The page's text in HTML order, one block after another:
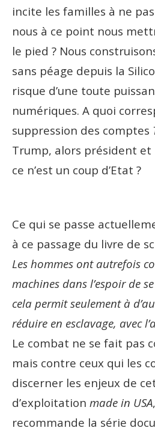
incite les familles à ne
nous à ce point nous
le pied ? Nous
sans péage depuis la
risque d’une toute
numériques. A quoi
suppression des comptes
Trump, alors président et
ce n’est un coup d’Etat ?
Ce qui se passe
à ce passage du livre de
Les hommes ont autrefois
machines dans l’espoir de
cela permit seulement à
réduire en esclavage, avec
Le combat ne se fait pas
mais contre ceux qui les
discerner les enjeux de
d’exploitation made in USA
recommande la série